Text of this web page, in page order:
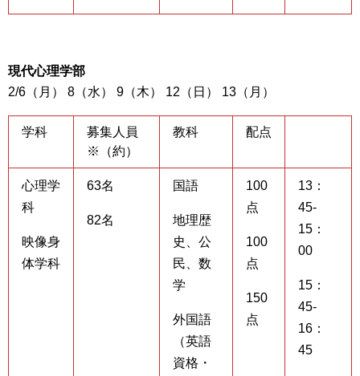
現代心理学部
2/6（月） 8（水） 9（木） 12（日） 13（月）
学科
募集人員
※（約）
教科 配点
心理学
科
映像身
体学科
63名
82名
国語
地理歴
史、公
民、数
学
外国語
（英語
資格・
100
点
100
点
150
点
13：
45-
15：
00
15：
45-
16：
45